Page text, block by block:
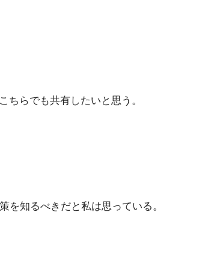
ちらでも共有したいと思う。
知るべきだと私は思っている。